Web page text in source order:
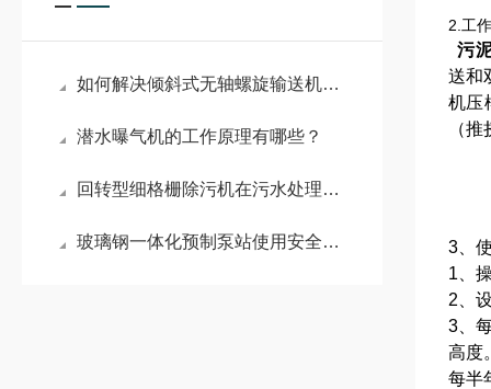
如何解决倾斜式无轴螺旋输送机的常见故障
潜水曝气机的工作原理有哪些？
回转型细格栅除污机在污水处理中发挥着哪些作用
玻璃钢一体化预制泵站使用安全事项先了解一下
2.工
污
送和
机压
（
3、
1、
2、
3、
高度
每半